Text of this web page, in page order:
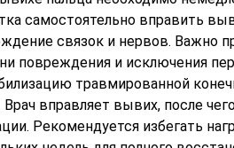
самостоятельно вправить
связок и нервов. Важно
повреждения и исключения
травмированной
Врач вправляет вывих, после
Рекомендуется избегать